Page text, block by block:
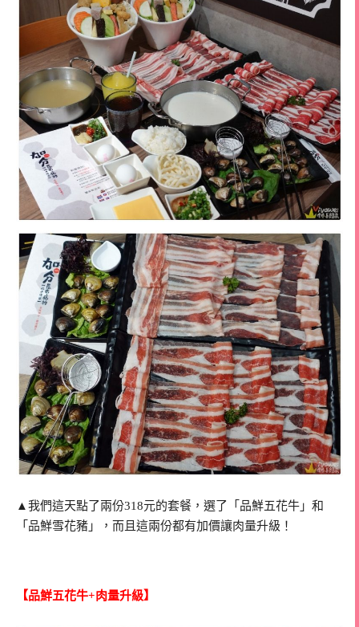
▲我們這天點了兩份318元的套餐，選了「品鮮五花牛」和
「品鮮雪花豬」，而且這兩份都有加價讓肉量升級！
【品鮮五花牛+肉量升級】